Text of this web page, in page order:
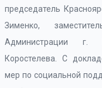
председатель
Зименко,
Администрации г.
Коростелева. С
мер по социальной